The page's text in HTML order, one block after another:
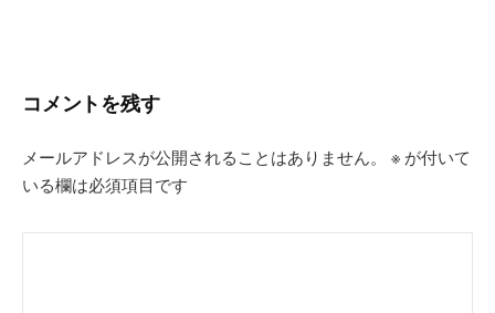
ョ
コメントを残す
メールアドレスが公開されることはありません。 ※ が付いて
いる欄は必須項目です